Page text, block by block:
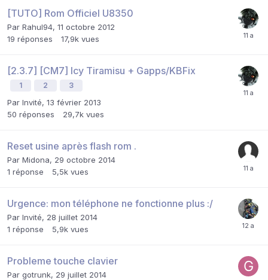
[TUTO] Rom Officiel U8350
Par Rahul94, 11 octobre 2012
19 réponses 17,9k vues
[2.3.7] [CM7] Icy Tiramisu + Gapps/KBFix
1 2 3
Par Invité, 13 février 2013
50 réponses 29,7k vues
Reset usine après flash rom .
Par Midona, 29 octobre 2014
1 réponse 5,5k vues
Urgence: mon téléphone ne fonctionne plus :/
Par Invité, 28 juillet 2014
1 réponse 5,9k vues
Probleme touche clavier
Par gotrunk, 29 juillet 2014